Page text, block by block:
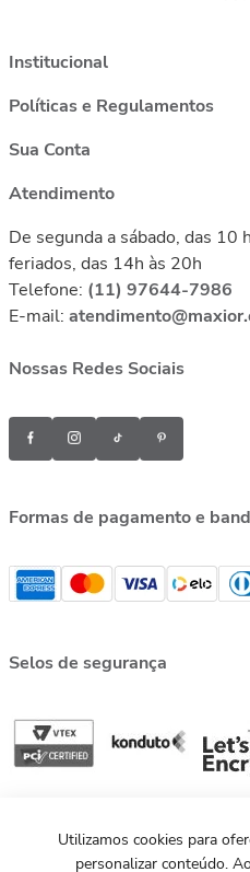
Institucional
Políticas e Regulamentos
Sua Conta
Atendimento
De segunda a sábado, das 10
feriados, das 14h às 20h
Telefone: (11) 97644-7986
E-mail:
Nossas Redes Sociais
Formas de pagamento e
Selos de segurança
Utilizamos cookies para
personalizar conteúdo.